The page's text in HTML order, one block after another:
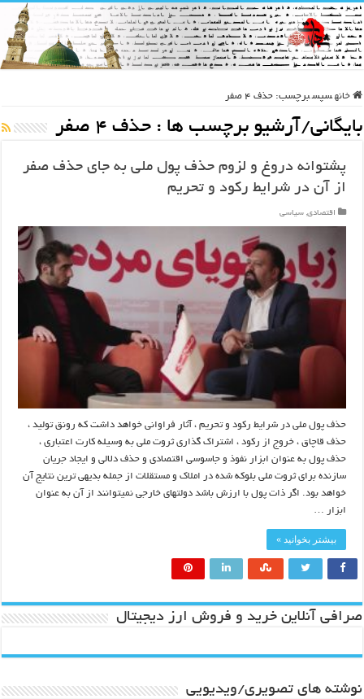
خانه سپس برچسب: حذف 4 صفر
بایگانی/آرشیو برچسب ها : حذف 4 صفر
پشتوانه دروغ و لزوم حذف پول ملی به جای حذف صفر
از آن در شرایط رکود و تحریم
اقتصادی, سیاسی
حذف پول ملی در شرایط رکود و تحریم ، آثار فراوانی خواهد داشت که رونق تولید ،
حذف قاچاق ، خروج از رکود ، اشتراک گذاری ثروت ملی به وسیله کارت اعتباری ،
حذف پول به عنوان ابزار نفوذ و جاسوسی اقتصادی و حذف دلالی و ایجاد جریان
سازنده برای ثروت ملی بلوکه شده در املاک و مستقلات از جمله بدیهی ترین نتایج آن
خواهد بود. اگر ذات پول با ارزش باشد دولتهای خارجی نمیتوانند از آن به عنوان
ابزار …
بیشتر بخوانید »
صرافی آنلاین خرید و فروش ارز دیجیتال
نوشته های تصویری/ویدیویی